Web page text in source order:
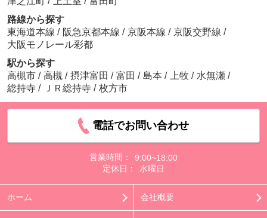
路線から探す
東海道本線 / 阪急京都本線 / 京阪本線 / 京阪交野線 /
大阪モノレール彩都
駅から探す
高槻市 / 高槻 / 摂津富田 / 富田 / 島本 / 上牧 / 水無瀬 /
総持寺 / ＪＲ総持寺 / 枚方市
電話でお問い合わせ
営業時間：
9:00~18:00
定休日：
水曜日
ホーム 会社概要